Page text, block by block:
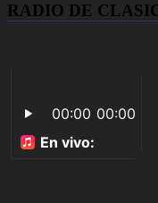
RADIO DE